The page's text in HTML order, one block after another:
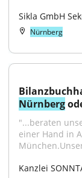
Sikla GmbH
Nürnberg
Nürnberg
"...beraten
einer Hand in
Kanzlei